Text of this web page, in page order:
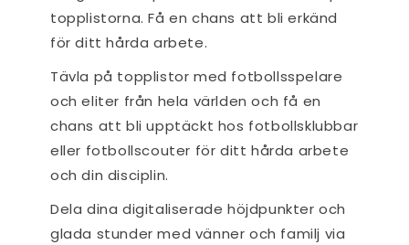
topplistorna. Få en chans att bli erkänd
för ditt hårda arbete.
Tävla på topplistor med fotbollsspelare
och eliter från hela världen och få en
chans att bli upptäckt hos fotbollsklubbar
eller fotbollscouter för ditt hårda arbete
och din disciplin.
Dela dina digitaliserade höjdpunkter och
glada stunder med vänner och familj via